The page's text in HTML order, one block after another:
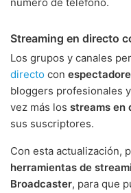
Streaming en directo
Los grupos y canales
directo con
bloggers profesionales
vez más los streams en
sus suscriptores.
Con esta actualización,
herramientas de
Broadcaster, para que